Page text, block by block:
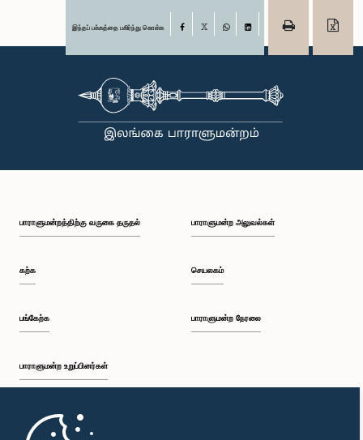
இந்தப் பக்கத்தை பகிர்ந்து கொள்க Facebook
பாராளுமன்றத்திற்கு வருகை தருதல்
கற்க
பங்கேற்க
பாராளுமன்ற உறுப்பினர்கள்
முதற்பக்கம்
பாராளுமன்ற அலுவல்கள்
செயலகம்
பாராளுமன்ற நேரலை